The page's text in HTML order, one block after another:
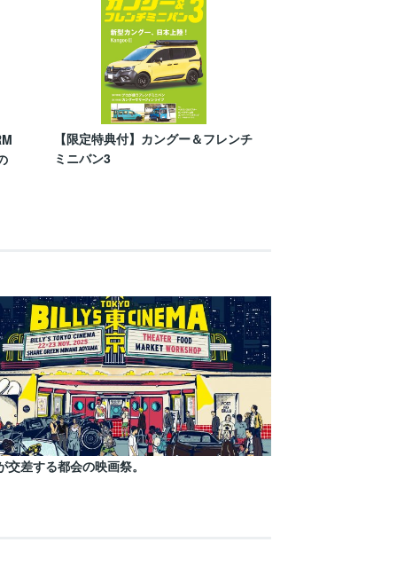
【限定特典付】カングー＆フレンチ
ミニバン3
交差する都会の映画祭。